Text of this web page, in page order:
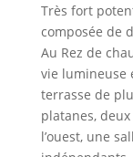
Très fort
composée de
Au Rez de
vie lumineuse
terrasse de
platanes,
l’ouest, une